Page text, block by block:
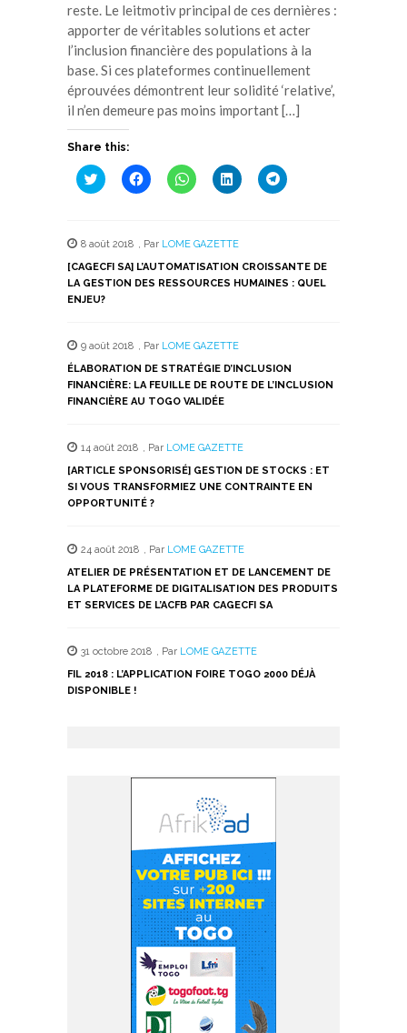
reste. Le leitmotiv principal de ces dernières :
apporter de véritables solutions et acter
l’inclusion financière des populations à la
base. Si ces plateformes continuellement
éprouvées démontrent leur solidité ‘relative’,
il n’en demeure pas moins important […]
Share this:
Cliquez
pour
une
nouvelle
fenêtre)
Cliquez
pour
une
nouvelle
fenêtre)
Cliquez
pour
une
nouvelle
fenêtre)
Cliquez
pour
une
nouvelle
fenêtre)
Cliquez
pour
nouvelle
fenêtre)
8 août 2018 , Par LOME GAZETTE
[CAGECFI SA] L’AUTOMATISATION CROISSANTE DE
LA GESTION DES RESSOURCES HUMAINES : QUEL
ENJEU?
9 août 2018 , Par LOME GAZETTE
ÉLABORATION DE STRATÉGIE D’INCLUSION
FINANCIÈRE: LA FEUILLE DE ROUTE DE L’INCLUSION
FINANCIÈRE AU TOGO VALIDÉE
14 août 2018 , Par LOME GAZETTE
[ARTICLE SPONSORISÉ] GESTION DE STOCKS : ET
SI VOUS TRANSFORMIEZ UNE CONTRAINTE EN
OPPORTUNITÉ ?
24 août 2018 , Par LOME GAZETTE
ATELIER DE PRÉSENTATION ET DE LANCEMENT DE
LA PLATEFORME DE DIGITALISATION DES PRODUITS
ET SERVICES DE L’ACFB PAR CAGECFI SA
31 octobre 2018 , Par LOME GAZETTE
FIL 2018 : L’APPLICATION FOIRE TOGO 2000 DÉJÀ
DISPONIBLE !